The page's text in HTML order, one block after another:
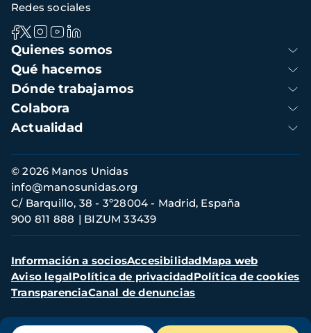
Navegación
principal
Quienes somos
Qué hacemos
Dónde trabajamos
Colabora
Actualidad
Redes sociales
Información
de
contacto
© 2026 Manos Unidas
C/ Barquillo, 38 - 3º28004 - Madrid, España
900 811 888
BIZUM 33439
info@manosunidas.org
Menú
secundario
Información a sociosAccesibilidadMapa web
Aviso legalPolítica de privacidadPolítica de cookies
TransparenciaCanal de denuncias